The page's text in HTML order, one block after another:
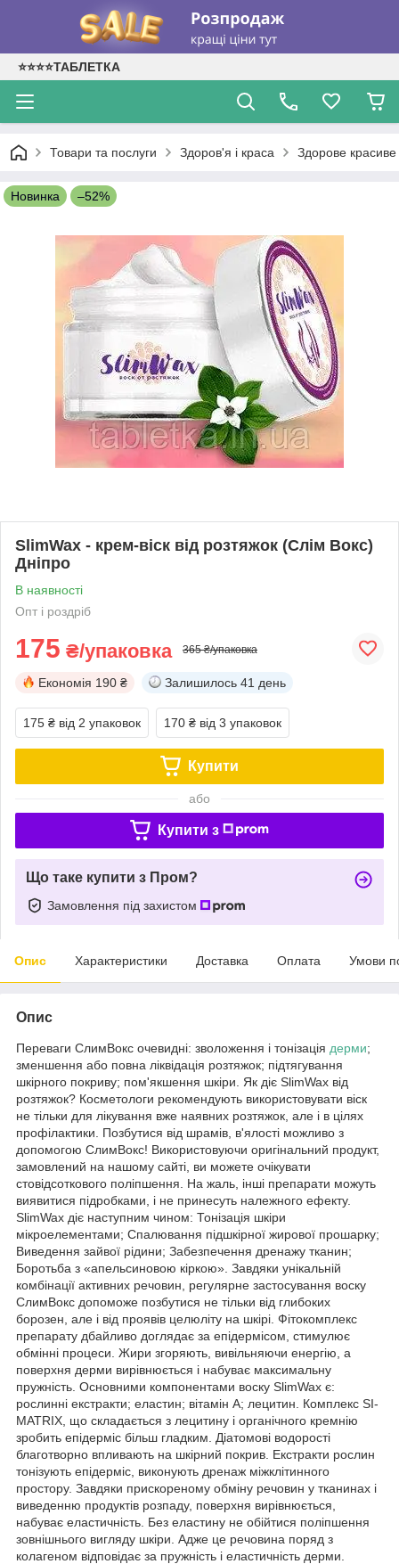
⭐⭐⭐⭐ТАБЛЕТКА
Товари та послуги Здоров'я і краса Здорове красиве
Новинка –52%
SlimWax - крем-віск від розтяжок (Слім Вокс)
Дніпро
В наявності
Опт і роздріб
175 ₴/упаковка 365 ₴/упаковка
Економія 190 ₴ Залишилось 41 день
175 ₴ від 2 упаковок 170 ₴ від 3 упаковок
Купити
або
Купити з
Що таке купити з Пром?
Замовлення під захистом
Опис Характеристики Доставка Оплата Умови
Опис
Переваги СлимВокс очевидні: зволоження і тонізація дерми;
зменшення або повна ліквідація розтяжок; підтягування
шкірного покриву; пом'якшення шкіри. Як діє SlimWax від
розтяжок? Косметологи рекомендують використовувати віск
не тільки для лікування вже наявних розтяжок, але і в цілях
профілактики. Позбутися від шрамів, в'ялості можливо з
допомогою СлимВокс! Використовуючи оригінальний продукт,
замовлений на нашому сайті, ви можете очікувати
стовідсоткового поліпшення. На жаль, інші препарати можуть
виявитися підробками, і не принесуть належного ефекту.
SlimWax діє наступним чином: Тонізація шкіри
мікроелементами; Спалювання підшкірної жирової прошарку;
Виведення зайвої рідини; Забезпечення дренажу тканин;
Боротьба з «апельсиновою кіркою». Завдяки унікальній
комбінації активних речовин, регулярне застосування воску
СлимВокс допоможе позбутися не тільки від глибоких
борозен, але і від проявів целюліту на шкірі. Фітокомплекс
препарату дбайливо доглядає за епідермісом, стимулює
обмінні процеси. Жири згоряють, вивільняючи енергію, а
поверхня дерми вирівнюється і набуває максимальну
пружність. Основними компонентами воску SlimWax є:
рослинні екстракти; еластин; вітамін А; лецитин. Комплекс SI-
MATRIX, що складається з лецитину і органічного кремнію
зробить епідерміс більш гладким. Діатомові водорості
благотворно впливають на шкірний покрив. Екстракти рослин
тонізують епідерміс, виконують дренаж міжклітинного
простору. Завдяки прискореному обміну речовин у тканинах і
виведенню продуктів розпаду, поверхня вирівнюється,
набуває еластичність. Без еластину не обійтися поліпшення
зовнішнього вигляду шкіри. Адже це речовина поряд з
колагеном відповідає за пружність і еластичність дерми.